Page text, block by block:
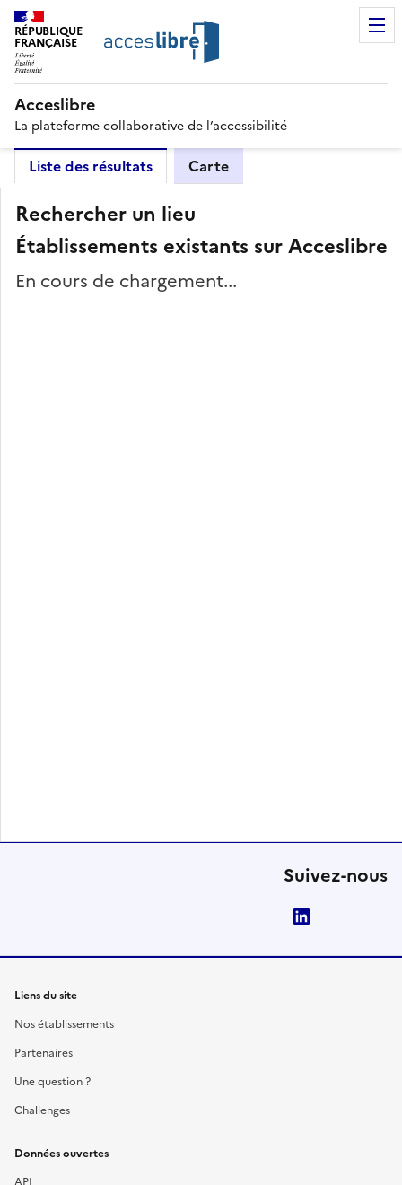
RÉPUBLIQUE
FRANÇAISE
Acceslibre
La plateforme collaborative de l’accessibilité
Liste des résultats Carte
Rechercher un lieu
Établissements existants sur Acceslibre
En cours de chargement...
Suivez-nous
Liens du site
Nos établissements
Partenaires
Une question ?
Challenges
Données ouvertes